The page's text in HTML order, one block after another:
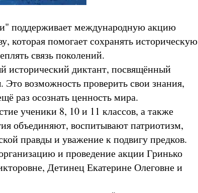
поддерживает международную акцию
помогает сохранять историческую
связь поколений.
диктант, посвящённый
возможность проверить свои знания,
раз осознать ценность мира.
ученики 8, 10 и 11 классов, а также
объединяют, воспитывают патриотизм,
правды и уважение к подвигу предков.
и проведение акции Гринько
Детинец Екатерине Олеговне и